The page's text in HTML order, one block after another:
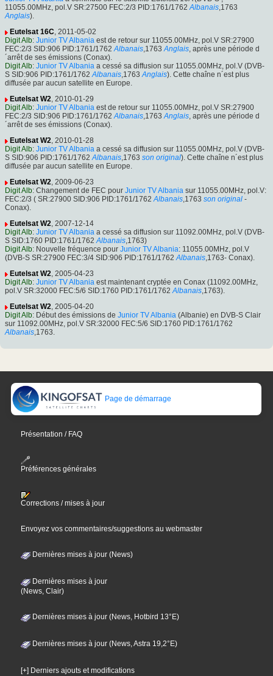
11055.00MHz, pol.V SR:27500 FEC:2/3 PID:1761/1762 Albanais,1763
Anglais).
Eutelsat 16C, 2011-05-02
Digit Alb: Junior TV Albania est de retour sur 11055.00MHz, pol.V SR:27900
FEC:2/3 SID:906 PID:1761/1762 Albanais,1763 Anglais, après une période d
´arrêt de ses émissions (Conax).
Digit Alb: Junior TV Albania a cessé sa diffusion sur 11055.00MHz, pol.V (DVB-
S SID:906 PID:1761/1762 Albanais,1763 Anglais). Cette chaîne n´est plus
diffusée par aucun satellite en Europe.
Eutelsat W2, 2010-01-29
Digit Alb: Junior TV Albania est de retour sur 11055.00MHz, pol.V SR:27900
FEC:2/3 SID:906 PID:1761/1762 Albanais,1763 Anglais, après une période d
´arrêt de ses émissions (Conax).
Eutelsat W2, 2010-01-28
Digit Alb: Junior TV Albania a cessé sa diffusion sur 11055.00MHz, pol.V (DVB-
S SID:906 PID:1761/1762 Albanais,1763 son original). Cette chaîne n´est plus
diffusée par aucun satellite en Europe.
Eutelsat W2, 2009-06-23
Digit Alb: Changement de FEC pour Junior TV Albania sur 11055.00MHz, pol.V:
FEC:2/3 ( SR:27900 SID:906 PID:1761/1762 Albanais,1763 son original -
Conax).
Eutelsat W2, 2007-12-14
Digit Alb: Junior TV Albania a cessé sa diffusion sur 11092.00MHz, pol.V (DVB-
S SID:1760 PID:1761/1762 Albanais,1763)
Digit Alb: Nouvelle fréquence pour Junior TV Albania: 11055.00MHz, pol.V
(DVB-S SR:27900 FEC:3/4 SID:906 PID:1761/1762 Albanais,1763- Conax).
Eutelsat W2, 2005-04-23
Digit Alb: Junior TV Albania est maintenant cryptée en Conax (11092.00MHz,
pol.V SR:32000 FEC:5/6 SID:1760 PID:1761/1762 Albanais,1763).
Eutelsat W2, 2005-04-20
Digit Alb: Début des émissions de Junior TV Albania (Albanie) en DVB-S Clair
sur 11092.00MHz, pol.V SR:32000 FEC:5/6 SID:1760 PID:1761/1762
Albanais,1763.
Page de démarrage
Présentation / FAQ
Préférences générales
Corrections / mises à jour
Envoyez vos commentaires/suggestions au webmaster
Dernières mises à jour (News)
Dernières mises à jour
(News, Clair)
Dernières mises à jour (News, Hotbird 13°E)
Dernières mises à jour (News, Astra 19,2°E)
[+] Derniers ajouts et modifications